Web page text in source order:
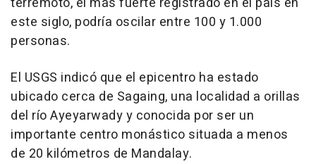
este siglo, podría oscilar entre 100 y 1.000
personas.
El USGS indicó que el epicentro ha estado
ubicado cerca de Sagaing, una localidad a orillas
del río Ayeyarwady y conocida por ser un
importante centro monástico situada a menos
de 20 kilómetros de Mandalay.